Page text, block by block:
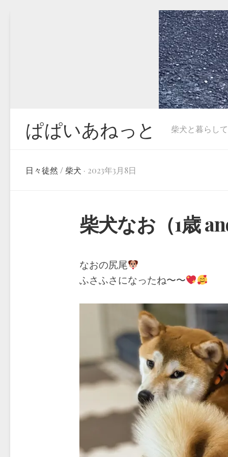
ぱぱいあねっと 柴犬と暮らし
日々徒然 / 柴犬 · 2023年3月8日
柴犬なお（1歳
なおの尻尾
ふさふさになったね〜〜